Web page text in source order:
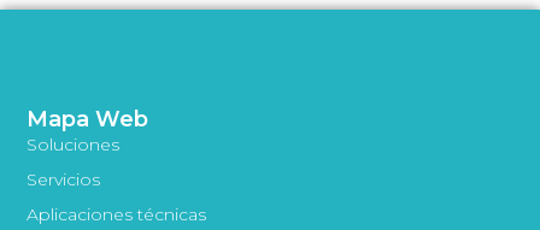
Mapa Web
Soluciones
Servicios
Aplicaciones técnicas